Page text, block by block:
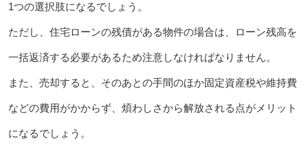
1つの選択肢になるでしょう。
ただし、住宅ローンの残債がある物件の場合は、ローン残高を
一括返済する必要があるため注意しなければなりません。
また、売却すると、そのあとの手間のほか固定資産税や維持費
などの費用がかからず、煩わしさから解放される点がメリット
になるでしょう。